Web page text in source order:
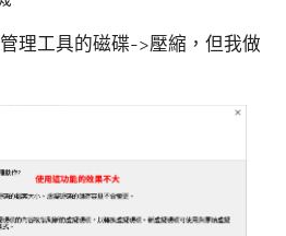
理工具的磁碟->壓縮，但我做